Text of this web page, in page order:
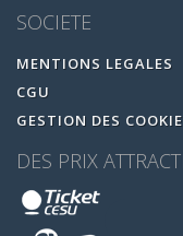
SOCIETE
MENTIONS LEGALES
CGU
GESTION DES
DES PRIX